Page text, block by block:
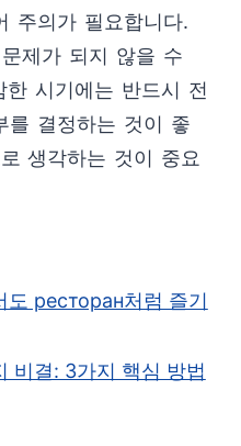
주의가 필요합니다.
제가 되지 않을 수
시기에는 반드시 전
를 결정하는 것이 좋
생각하는 것이 중요
도 ресторан처럼 즐기
비결: 3가지 핵심 방법